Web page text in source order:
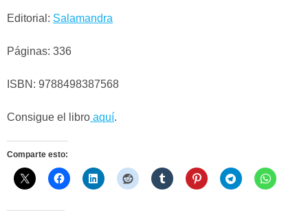
Editorial: Salamandra
Páginas: 336
ISBN: 9788498387568
Consigue el libro aquí.
Comparte esto: